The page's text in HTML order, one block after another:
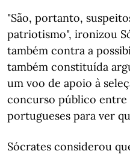
"São, portanto,
patriotismo", ironizou
também contra a
também constituída
um voo de apoio à
concurso público entre
portugueses para ver
Sócrates considerou